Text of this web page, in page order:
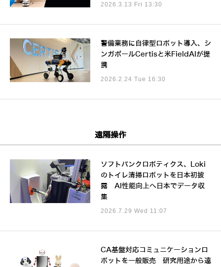
2026.3.13 Fri 13:30
警備業務に自律型ロボット導入、シ
ンガポールCertisと米FieldAIが提
携
2026.2.24 Tue 16:30
遠隔操作
ソフトバンクロボティクス、Loki
のトイレ清掃ロボットを日本初披
露 AI性能向上へ日本でデータ収
集
2026.7.29 Wed 11:07
CA基盤対応コミュニケーションロ
ボットを一般販売 研究用途から遠